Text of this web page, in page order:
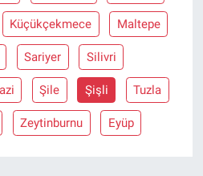
Küçükçekmece Maltepe
Sariyer Silivri
Şile Şişli Tuzla
Zeytinburnu Eyüp